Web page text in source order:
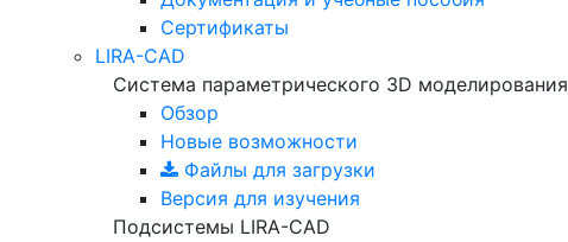
Сертификаты
LIRA-CAD
Система параметрического 3D моделирования
Обзор
Новые возможности
Файлы для загрузки
Версия для изучения
Подсистемы LIRA-CAD